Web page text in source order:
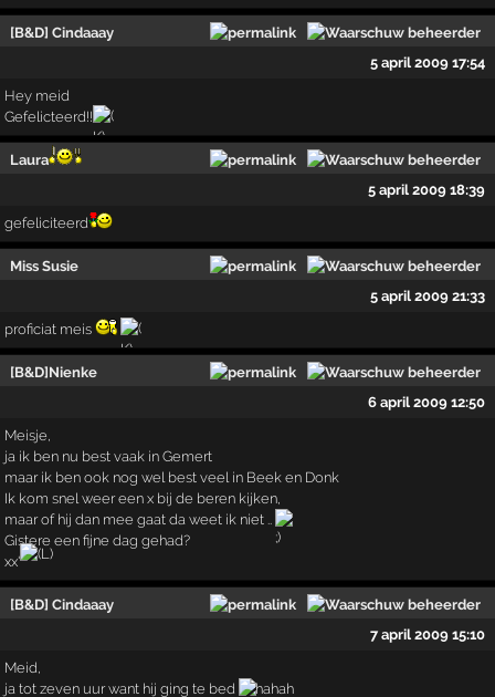
[B&D] Cindaaay
5 april 2009 17:54
Hey meid
Gefelicteerd!!
Laura
5 april 2009 18:39
gefeliciteerd
Miss Susie
5 april 2009 21:33
proficiat meis
[B&D]Nienke
6 april 2009 12:50
Meisje,
ja ik ben nu best vaak in Gemert
maar ik ben ook nog wel best veel in Beek en Donk
Ik kom snel weer een x bij de beren kijken,
maar of hij dan mee gaat da weet ik niet ..
Gistere een fijne dag gehad?
xx'
[B&D] Cindaaay
7 april 2009 15:10
Meid,
ja tot zeven uur want hij ging te bed
hahah